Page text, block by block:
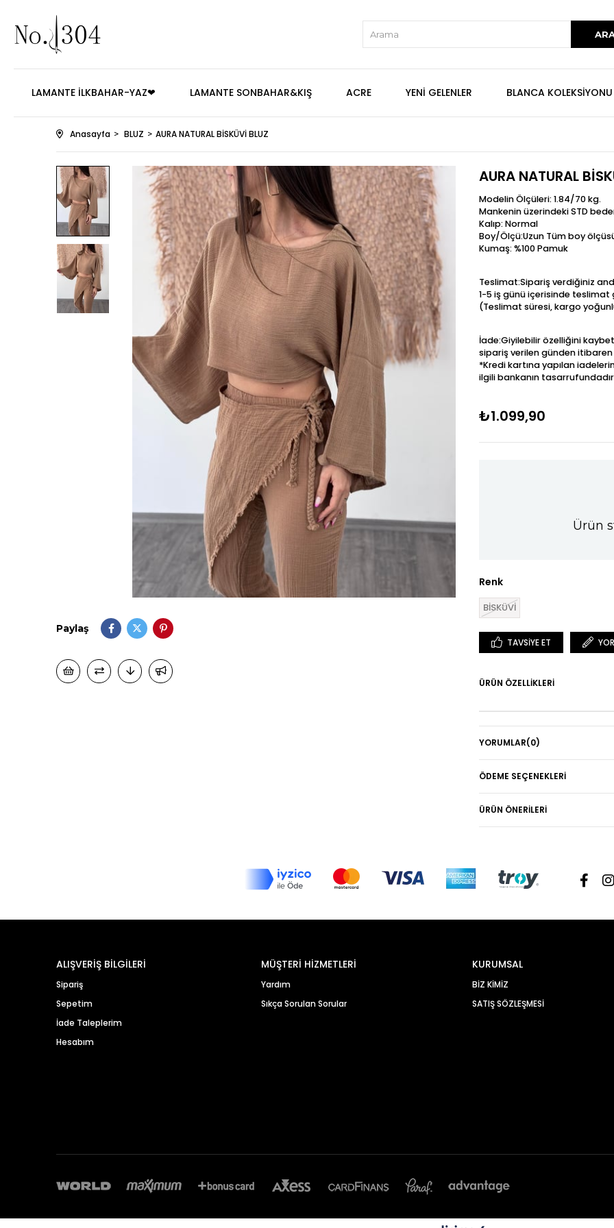
LAMANTE İLKBAHAR-YAZ❤ LAMANTE SONBAHAR&KIŞ ACRE YENİ GELENLER BLANCA KOLEKSİYONU
Anasayfa BLUZ AURA NATURAL BİSKÜVİ BLUZ
Paylaş
AURA NATURAL
Modelin Ölçüleri: 1.84/70 kg.
Mankenin üzerindeki STD
Kalıp: Normal
Boy/Ölçü:Uzun Tüm boy
Kumaş: %100 Pamuk
Teslimat:Sipariş verdiğiniz
1-5 iş günü içerisinde
(Teslimat süresi, kargo
İade:Giyilebilir özelliğini
sipariş verilen günden itibaren
*Kredi kartına yapılan
ilgili bankanın
₺1.099,90
Ürün
Renk
BİSKÜVİ
TAVSIYE ET
ÜRÜN ÖZELLIKLERI
YORUMLAR(0)
ÖDEME SEÇENEKLERI
ÜRÜN ÖNERILERI
ALIŞVERİŞ BİLGİLERİ
Sipariş
Sepetim
İade Taleplerim
Hesabım
MÜŞTERİ HİZMETLERİ
Yardım
Sıkça Sorulan Sorular
KURUMSAL
BİZ KİMİZ
SATIŞ SÖZLEŞMESİ